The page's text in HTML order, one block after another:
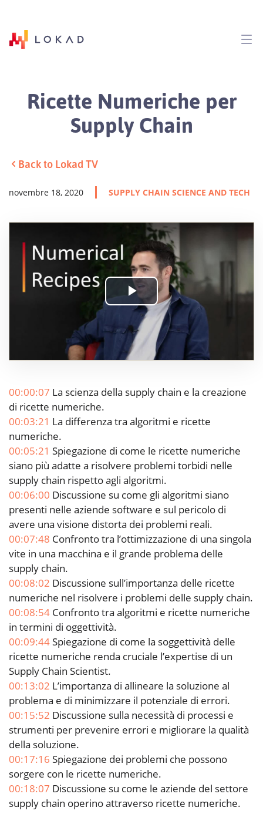
Ricette Numeriche per
Supply Chain
Back to Lokad TV
novembre 18, 2020 SUPPLY CHAIN SCIENCE AND TECH
Play
Video
00:00:07 La scienza della supply chain e la creazione
di ricette numeriche.
00:03:21 La differenza tra algoritmi e ricette
numeriche.
00:05:21 Spiegazione di come le ricette numeriche
siano più adatte a risolvere problemi torbidi nelle
supply chain rispetto agli algoritmi.
00:06:00 Discussione su come gli algoritmi siano
presenti nelle aziende software e sul pericolo di
avere una visione distorta dei problemi reali.
00:07:48 Confronto tra l’ottimizzazione di una singola
vite in una macchina e il grande problema delle
supply chain.
00:08:02 Discussione sull’importanza delle ricette
numeriche nel risolvere i problemi delle supply chain.
00:08:54 Confronto tra algoritmi e ricette numeriche
in termini di oggettività.
00:09:44Spiegazione di come la soggettività delle
ricette numeriche renda cruciale l’expertise di un
Supply Chain Scientist.
00:13:02 L’importanza di allineare la soluzione al
problema e di minimizzare il potenziale di errori.
00:15:52 Discussione sulla necessità di processi e
strumenti per prevenire errori e migliorare la qualità
della soluzione.
00:17:16 Spiegazione dei problemi che possono
sorgere con le ricette numeriche.
00:18:07 Discussione su come le aziende del settore
supply chain operino attraverso ricette numeriche.